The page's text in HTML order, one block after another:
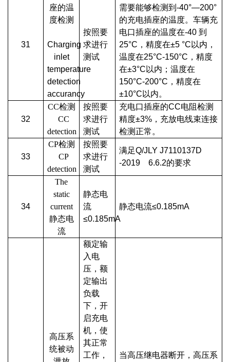
31
座的温
度检测
Charging
inlet
temperature
detection
accurancy
按照要
求进行
测试
需要能够检测到-40°—200°
的充电插座的温度。车辆充
电口插座的温度在-40 到
25°C，精度在±5 °C以内，
温度在25°C-150°C，精度
在±3°C以内；温度在
150°C-200°C，精度在
±10°C以内。
32
CC检测
CC
detection
按照要
求进行
测试
充电口插座的CC电阻检测
精度±3%，充放电线束连接
检测正常。
33
CP检测
CP
detection
按照要
求进行
测试
满足Q/JLY J7110137D
-2019 6.6.2的要求
34
The
static
current
静态电
流
静态电
流
≤0.185mA
静态电流≤0.185mA
高压系
统被动
额定输
入电
压，额
定输出
负载
下，开
启充电
机，使
其正常
工作，
当高压继电器断开，高压系